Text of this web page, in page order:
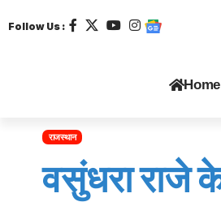
Follow Us :
Home
राजस्थान
वसुंधरा राजे